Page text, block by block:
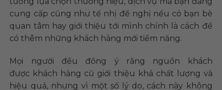
cung cấp cũng như tế nhị đề nghị nếu có bạn bè
quan tâm hay giới thiệu tới mình chính là cách để
có thêm những khách hàng mới tiềm năng.
Mọi người đều đồng ý rằng nguồn khách
được khách hàng cũ giới thiệu khá chất lượng và
hiệu quả, nhưng vì một số lý do, cách này không